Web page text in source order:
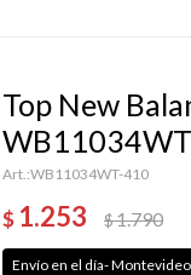
Top New
WB11034WT-410
$ 1.253 $1.790
Envío en el día- Montevideo